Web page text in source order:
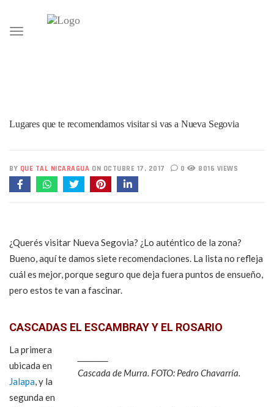
Toggle
Lugares que te recomendamos visitar si vas a Nueva Segovia
BY QUE TAL NICARAGUA ON OCTUBRE 17, 2017 0 8016 VIEWS
¿Querés visitar Nueva Segovia? ¿Lo auténtico de la zona?
Bueno, aquí te damos siete recomendaciones. La lista no refleja
cuál es mejor, porque seguro que deja fuera puntos de ensueño,
pero estos te van a fascinar.
CASCADAS EL ESCAMBRAY Y EL ROSARIO
Cascada de Murra. FOTO: Pedro Chavarría.
La primera
ubicada en
Jalapa, y la
segunda en